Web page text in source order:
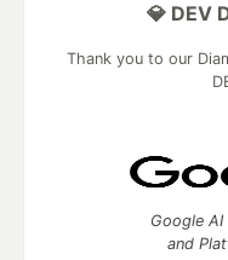
默认再次发送消息等
以修改你的fork仓库
数值，这里的时间遵
如果是因为本仓库程
可以取消正在运行中
💎 DEV
Thank you to our
Google
and